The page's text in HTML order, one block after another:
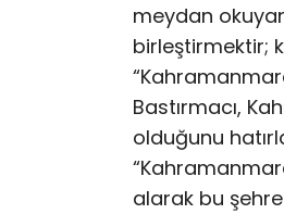
meydan
birleştirmektir;
Bastırmacı,
olduğunu
alarak bu